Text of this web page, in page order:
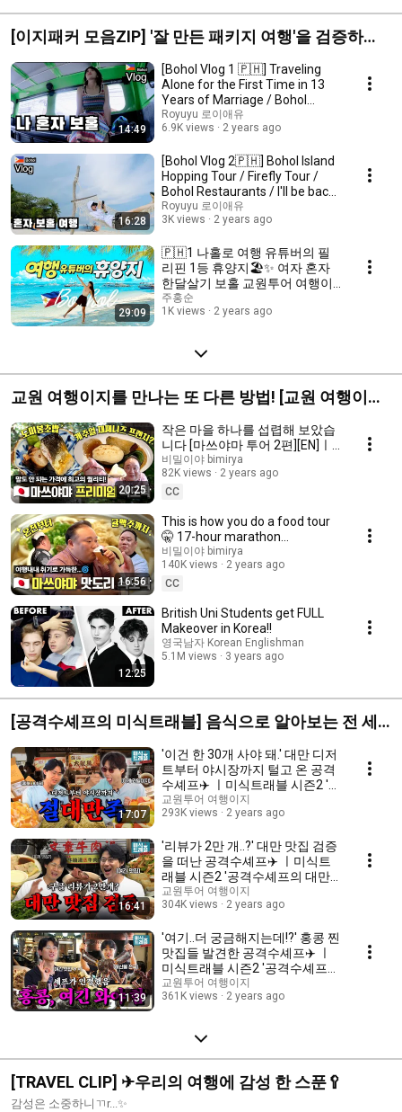
[이지패커 모음ZIP] '잘 만든 패키지 여행'을 검증하러
온 교원 여행이지 앰버서더 '이지패커'들!😎
14:49
[Bohol Vlog 1 🇵🇭] Traveling
Alone for the First Time in 13
Years of Marriage / Bohol
Travel Tips ...
Royuyu 로이애유
6.9K views
2 years ago
16:28
[Bohol Vlog 2🇵🇭] Bohol Island
Hopping Tour / Firefly Tour /
Bohol Restaurants / I'll be back
/ Pa...
Royuyu 로이애유
3K views
2 years ago
29:09
🇵🇭1 나홀로 여행 유튜버의 필
리핀 1등 휴양지🏖✨ 여자 혼자
한달살기 보홀 교원투어 여행이
지 패키지여행 숙소 호텔 리조트
추천 브이로그 Solo Travel Bohol
주홍순
1K views
2 years ago
교원 여행이지를 만나는 또 다른 방법! [교원 여행이지
브랜디드]
20:25
작은 마을 하나를 섭렵해 보았습
니다 [마쓰야마 투어 2편][EN]ㅣ
오마카세, 프렌치 레스토랑
비밀이야 bimirya
82K views
2 years ago
CC
16:56
This is how you do a food tour
🤫 17-hour marathon
[Matsuyama Tour Part 1] [EN] |
Yakitori, Udon, S...
비밀이야 bimirya
140K views
2 years ago
CC
12:25
British Uni Students get FULL
Makeover in Korea!!
영국남자 Korean Englishman
5.1M views
3 years ago
[공격수셰프의 미식트래블] 음식으로 알아보는 전 세
계의 문화! ✈
17:07
'이건 한 30개 사야 돼.' 대만 디저
트부터 야시장까지 털고 온 공격
수셰프✈️ ㅣ미식트래블 시즌2 '공
격수셰프의 대만어택'
교원투어 여행이지
293K views
2 years ago
16:41
'리뷰가 2만 개..?' 대만 맛집 검증
을 떠난 공격수셰프✈️ ㅣ미식트
래블 시즌2 '공격수셰프의 대만
어택'
교원투어 여행이지
304K views
2 years ago
11:39
'여기..더 궁금해지는데!?' 홍콩 찐
맛집들 발견한 공격수셰프✈️ ㅣ
미식트래블 시즌2 '공격수셰프의
홍콩어택' EP2
교원투어 여행이지
361K views
2 years ago
[TRAVEL CLIP] ✈우리의 여행에 감성 한 스푼🥄
감성은 소중하니ㄲr...✨